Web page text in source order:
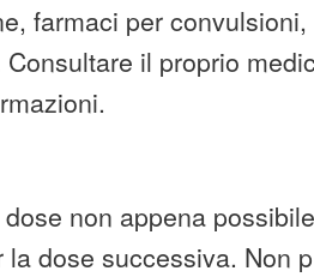
farmaci per
il proprio
non appena
la dose successiva. Non